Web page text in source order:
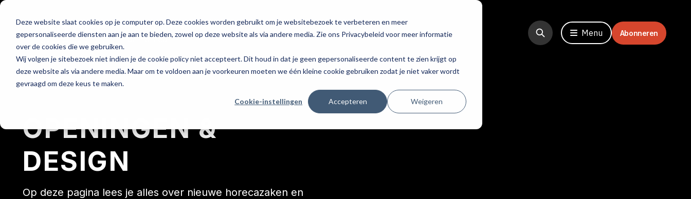
Deze website slaat cookies op je computer op. Deze cookies worden gebruikt om je websitebezoek te verbeteren en meer
gepersonaliseerde diensten aan je aan te bieden, zowel op deze website als via andere media. Zie ons Privacybeleid voor meer informatie
over de cookies die we gebruiken.
Wij volgen je sitebezoek niet indien je de cookie policy niet accepteert. Dit houd in dat je geen gepersonaliseerde content te zien krijgt op
deze website als via andere media. Maar om te voldoen aan je voorkeuren moeten we één kleine cookie gebruiken zodat je niet vaker wordt
gevraagd om deze keus te maken.
Cookie-instellingen Accepteren Weigeren
Hét platform voor
de horeca
Menu Abonneren
Home
OPENINGEN &
DESIGN
Op deze pagina lees je alles over nieuwe horecazaken en